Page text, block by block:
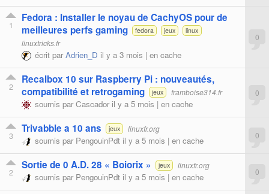
1
Fedora : Installer le noyau de CachyOS pour de
meilleures perfs gaming
fedora jeux linux
linuxtricks.fr
écrit parAdrien_D il y a 3 mois | en cache
0
2
Recalbox 10 sur Raspberry Pi : nouveautés,
compatibilité et retrogaming
jeux framboise314.fr
soumis parCascadoril y a 5 mois | en cache
0
3
Trivabble a 10 ans jeux linuxfr.org
soumis par PengouinPdt il y a 5 mois | en cache 0
2
Sortie de 0 A.D. 28 « Boiorix » jeux linuxfr.org
soumis par PengouinPdt il y a 5 mois | en cache 0